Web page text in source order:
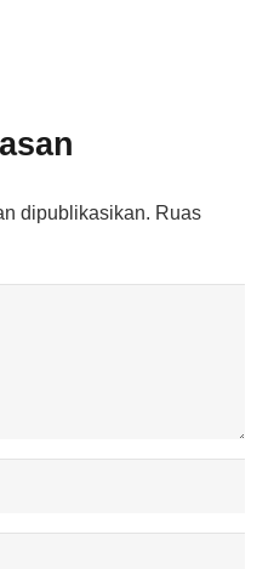
dipublikasikan. Ruas